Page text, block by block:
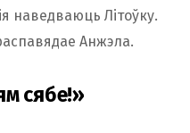
наведваюць Літоўку.
Анжэла.
сябе!»